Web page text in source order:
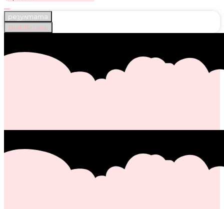
резултата
Виж всички